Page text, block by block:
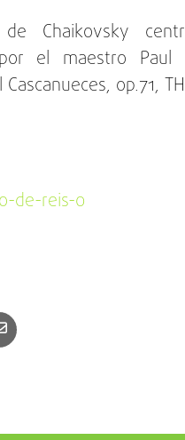
de Chaikovsky
el maestro Paul
op.71,
de-reis-0